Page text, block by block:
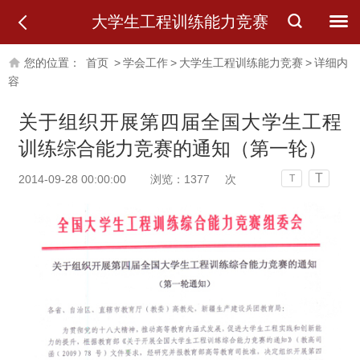
大学生工程训练能力竞赛
您的位置： 首页 >学会工作> 大学生工程训练能力竞赛>详细内
容
关于组织开展第四届全国大学生工程
训练综合能力竞赛的通知（第一轮）
2014-09-28 00:00:00 浏览： 1377 次 T T